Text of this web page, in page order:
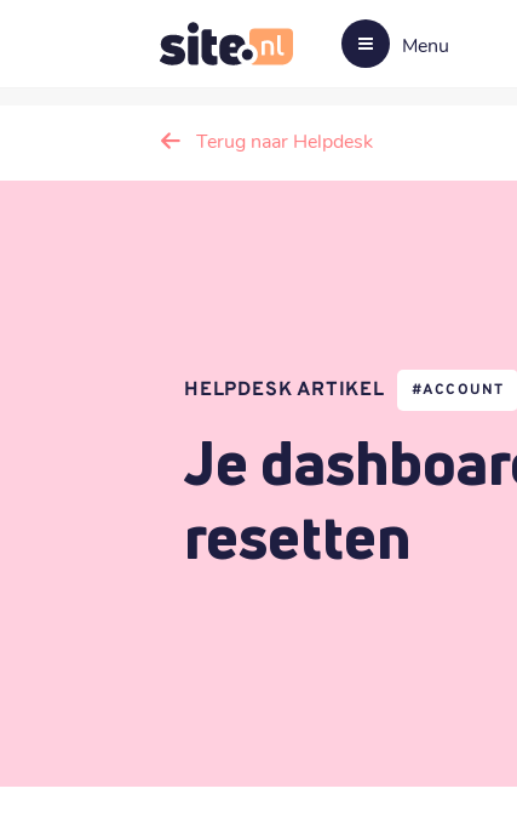
Menu
Terug naar Helpdesk
HELPDESK ARTIKEL #ACCOUNT
Je
resetten